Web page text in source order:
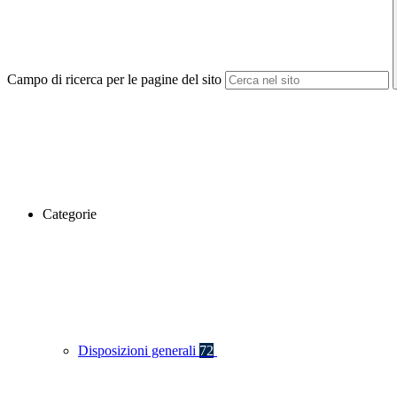
Campo di ricerca per le pagine del sito
Categorie
Disposizioni generali 72